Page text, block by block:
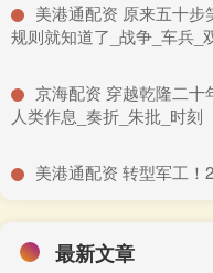
美港通配资 原来五十
规则就知道了_战争_车兵_
京海配资 穿越乾隆二十
人类作息_奏折_朱批_时刻
美港通配资 转型军工！
最新文章